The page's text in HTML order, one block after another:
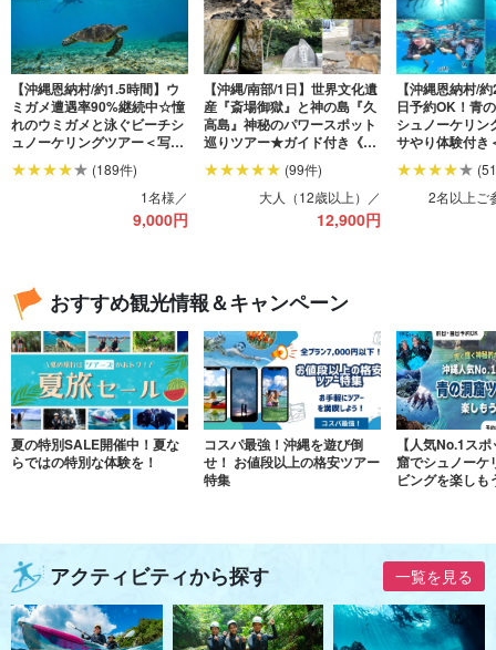
【沖縄恩納村/約1.5時間】ウ
ミガメ遭遇率90%継続中☆憧
れのウミガメと泳ぐビーチシ
ュノーケリングツアー＜写
真・動画プレゼント＞初心者
大歓迎♪（No.156）
(189件)
1名様／
9,000円
【沖縄/南部/1日】世界文化遺
産『斎場御獄』と神の島『久
高島』神秘のパワースポット
巡りツアー★ガイド付き《自
由時間＆送迎あり》
（No.193） (99件)
大人（12歳以上）／
12,900円
【沖縄恩納村/
日予約OK！青
シュノーケリ
サやり体験付き
無料／シャワ
＞（No.3）
2名以上ご
おすすめ観光情報＆キャンペーン
夏の特別SALE開催中！夏な
らではの特別な体験を！
コスパ最強！沖縄を遊び倒
せ！ お値段以上の格安ツアー
特集
【人気No.1ス
窟でシュノーケ
ビングを楽しも
アクティビティから探す 一覧を見る